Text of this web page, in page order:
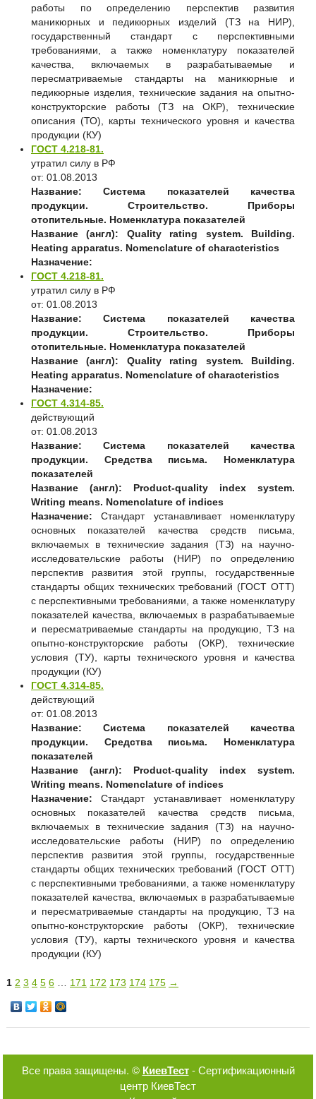
работы по определению перспектив развития
маникюрных и педикюрных изделий (ТЗ на НИР),
государственный стандарт с перспективными
требованиями, а также номенклатуру показателей
качества, включаемых в разрабатываемые и
пересматриваемые стандарты на маникюрные и
педикюрные изделия, технические задания на опытно-
конструкторские работы (ТЗ на ОКР), технические
описания (ТО), карты технического уровня и качества
продукции (КУ)
ГОСТ 4.218-81.
утратил силу в РФ
от: 01.08.2013
Название:
Система показателей качества
продукции. Строительство. Приборы
отопительные. Номенклатура показателей
Название (англ):
Quality rating system. Building.
Heating apparatus. Nomenclature of characteristics
Назначение:
ГОСТ 4.218-81.
утратил силу в РФ
от: 01.08.2013
Название:
Система показателей качества
продукции. Строительство. Приборы
отопительные. Номенклатура показателей
Название (англ):
Quality rating system. Building.
Heating apparatus. Nomenclature of characteristics
Назначение:
ГОСТ 4.314-85.
действующий
от: 01.08.2013
Название:
Система показателей качества
продукции. Средства письма. Номенклатура
показателей
Название (англ):
Product-quality index system.
Writing means. Nomenclature of indices
Назначение:Стандарт устанавливает номенклатуру
основных показателей качества средств письма,
включаемых в технические задания (ТЗ) на научно-
исследовательские работы (НИР) по определению
перспектив развития этой группы, государственные
стандарты общих технических требований (ГОСТ ОТТ)
с перспективными требованиями, а также номенклатуру
показателей качества, включаемых в разрабатываемые
и пересматриваемые стандарты на продукцию, ТЗ на
опытно-конструкторские работы (ОКР), технические
условия (ТУ), карты технического уровня и качества
продукции (КУ)
ГОСТ 4.314-85.
действующий
от: 01.08.2013
Название:
Система показателей качества
продукции. Средства письма. Номенклатура
показателей
Название (англ):
Product-quality index system.
Writing means. Nomenclature of indices
Назначение:Стандарт устанавливает номенклатуру
основных показателей качества средств письма,
включаемых в технические задания (ТЗ) на научно-
исследовательские работы (НИР) по определению
перспектив развития этой группы, государственные
стандарты общих технических требований (ГОСТ ОТТ)
с перспективными требованиями, а также номенклатуру
показателей качества, включаемых в разрабатываемые
и пересматриваемые стандарты на продукцию, ТЗ на
опытно-конструкторские работы (ОКР), технические
условия (ТУ), карты технического уровня и качества
продукции (КУ)
1 2 3 4 5 6 171 172 173 174 175 →
Все права защищены. © КиевТест- Сертификационный
центр КиевТест